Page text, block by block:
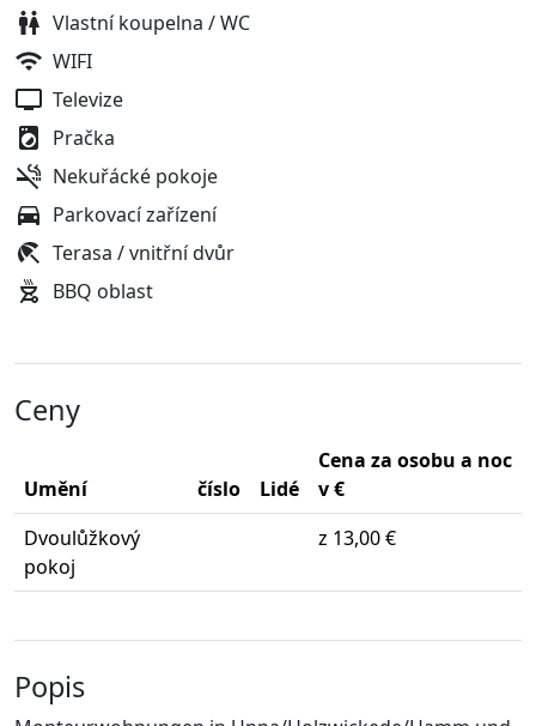
Vlastní koupelna / WC
WIFI
Televize
Pračka
Nekuřácké pokoje
Parkovací zařízení
Terasa / vnitřní dvůr
BBQ oblast
Ceny
Umění číslo Lidé
Cena za osobu a noc
v €
Dvoulůžkový
pokoj
z 13,00 €
Popis